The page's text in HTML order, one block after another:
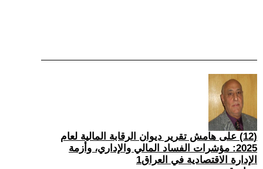
(12) على هامش تقرير ديوان الرقابة المالية لعام
2025: مؤشرات الفساد المالي والإداري، وأزمة
الإدارة الاقتصادية في العراق1